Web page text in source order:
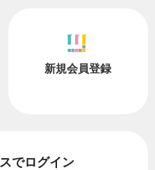
新規会員登録
でログイン